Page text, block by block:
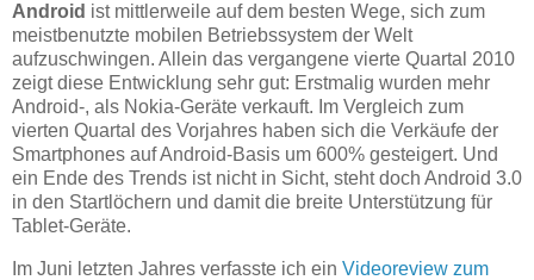
Android ist mittlerweile auf dem besten Wege, sich zum
meistbenutzte mobilen Betriebssystem der Welt
aufzuschwingen. Allein das vergangene vierte Quartal 2010
zeigt diese Entwicklung sehr gut: Erstmalig wurden mehr
Android-, als Nokia-Geräte verkauft. Im Vergleich zum
vierten Quartal des Vorjahres haben sich die Verkäufe der
Smartphones auf Android-Basis um 600% gesteigert. Und
ein Ende des Trends ist nicht in Sicht, steht doch Android 3.0
in den Startlöchern und damit die breite Unterstützung für
Tablet-Geräte.
Im Juni letzten Jahres verfasste ich ein Videoreview zum